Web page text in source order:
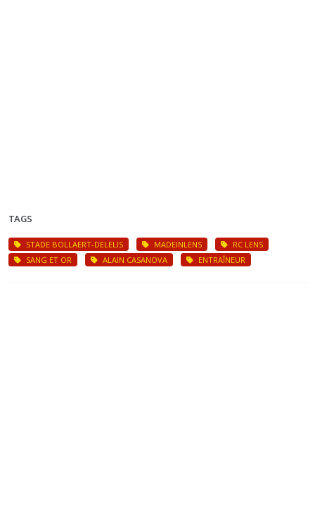
TAGS
STADE BOLLAERT-DELELIS MADEINLENS
RC LENS
SANG ET OR
ALAIN CASANOVA ENTRAÎNEUR